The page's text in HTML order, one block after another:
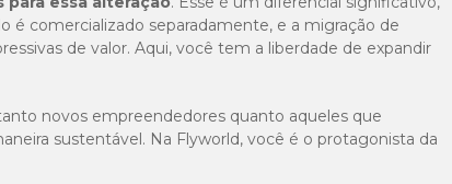
é comercializado separadamente, e a migração de
de valor. Aqui, você tem a liberdade de expandir
novos empreendedores quanto aqueles que
sustentável. Na Flyworld, você é o protagonista da